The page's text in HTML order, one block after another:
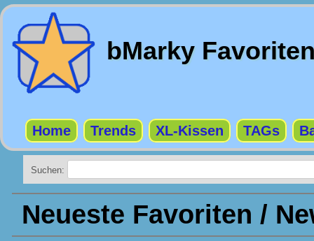
bMarky
Home Trends XL-Kissen TAGs
Suchen:
Neueste Favoriten /